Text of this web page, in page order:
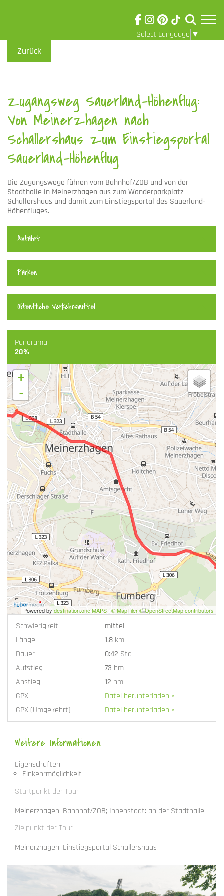
Assistenzsoftware
öffnen.
Select Language ▼
Zurück
Zugangsweg Sauerland-Höhenflug:
Von Meinerzhagen nach
Schallershaus zum Einstiegsportal
Sauerland-Höhenflug
Die Zugangswege führen vom Bahnhof/ZOB und von der
Stadthalle in Meinerzhagen aus zum Wanderparkplatz
Schallershaus und damit zum Einstiegsportal des Sauerland-
Höhenfluges.
Anfahrt
Parken
Öffentliche Verkehrsmittel
Panorama
20%
+
-
Powered by destination.one MAPS | © MapTiler © OpenStreetMap contributors
Schwierigkeit
mittel
Länge
1.8 km
Dauer
0:42 Std
Aufstieg
73 hm
Abstieg
12 hm
GPX
Datei herunterladen »
GPX (Umgekehrt)
Datei herunterladen »
Weitere Informationen
Eigenschaften
Einkehrmöglichkeit
Startpunkt der Tour
Meinerzhagen, Bahnhof/ZOB; Innenstadt: an der Stadthalle
Zielpunkt der Tour
Meinerzhagen, Einstiegsportal Schallershaus